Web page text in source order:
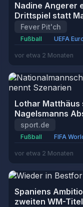
Nadine Angerer
Drittspiel statt
Fever Pit'ch
Fußball UEFA
vor etwa 2 Monaten
Lothar Matthäus
Nagelsmanns
sport.de
Fußball FIFA
vor etwa 2 Monaten
Spaniens
zweiten WM-